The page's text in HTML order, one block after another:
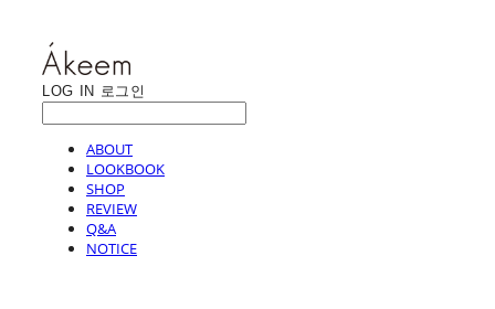
LOG IN 로그인
ABOUT
LOOKBOOK
SHOP
REVIEW
Q&A
NOTICE